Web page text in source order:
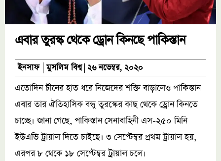
এবার তুরস্ক থেকে ড্রোন কিনছে পাকিস্তান
ইনসাফ মুসলিম বিশ্ব ২৬ নভেম্বর, ২০২০
এতোদিন চীনের হাত ধরে নিজেদের শক্তি বাড়ালেও পাকিস্তান
এবার তার ঐতিহাসিক বন্ধু তুরস্কের কাছ থেকে ড্রোন কিনতে
চাচ্ছে। জানা গেছে, পাকিস্তান সেনাবাহিনী এস-২৫০ মিনি
ইউএভি ট্রায়াল দিতে চাইছে। ৩ সেপ্টেম্বর প্রথম ট্রায়াল হয়,
এরপর ৮ থেকে ১৮ সেপ্টেম্বর ট্রায়াল চলে।